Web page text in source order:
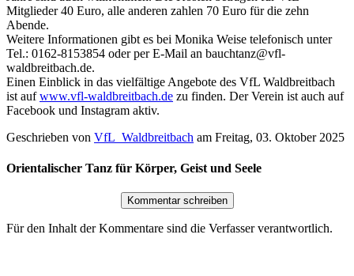
Mitglieder 40 Euro, alle anderen zahlen 70 Euro für die zehn
Abende.
Weitere Informationen gibt es bei Monika Weise telefonisch unter
Tel.: 0162-8153854 oder per E-Mail an bauchtanz@vfl-
waldbreitbach.de.
Einen Einblick in das vielfältige Angebote des VfL Waldbreitbach
ist aufwww.vfl-waldbreitbach.de zu finden. Der Verein ist auch auf
Facebook und Instagram aktiv.
Geschrieben von VfL_Waldbreitbach am Freitag, 03. Oktober 2025
Orientalischer Tanz für Körper, Geist und Seele
Für den Inhalt der Kommentare sind die Verfasser verantwortlich.